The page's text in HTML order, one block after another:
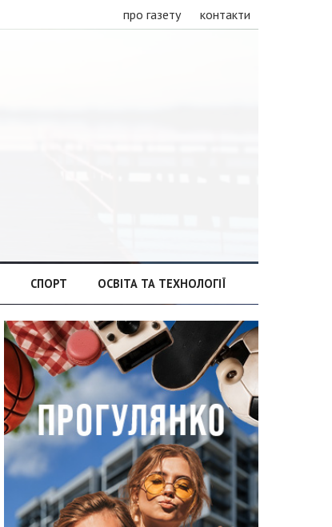
про газету контакти
СПОРТ ОСВІТА ТА ТЕХНОЛОГІЇ